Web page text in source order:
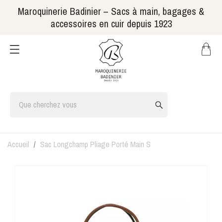
Maroquinerie Badinier – Sacs à main, bagages &
accessoires en cuir depuis 1923
Accueil Sac Longchamp Pliage Porté Main S